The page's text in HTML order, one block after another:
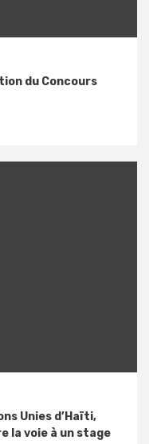
du Concours
Unies d’Haïti,
la voie à un stage